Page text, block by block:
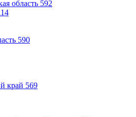
область 592
590
край 569